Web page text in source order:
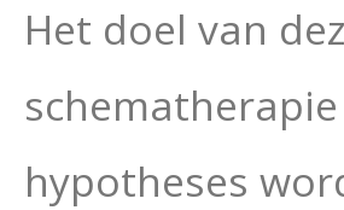
Het doel van
hypotheses